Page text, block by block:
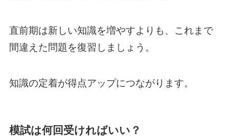
直前期は新しい知識を増やすよりも、これまで
間違えた問題を復習しましょう。
知識の定着が得点アップにつながります。
模試は何回受ければいい？